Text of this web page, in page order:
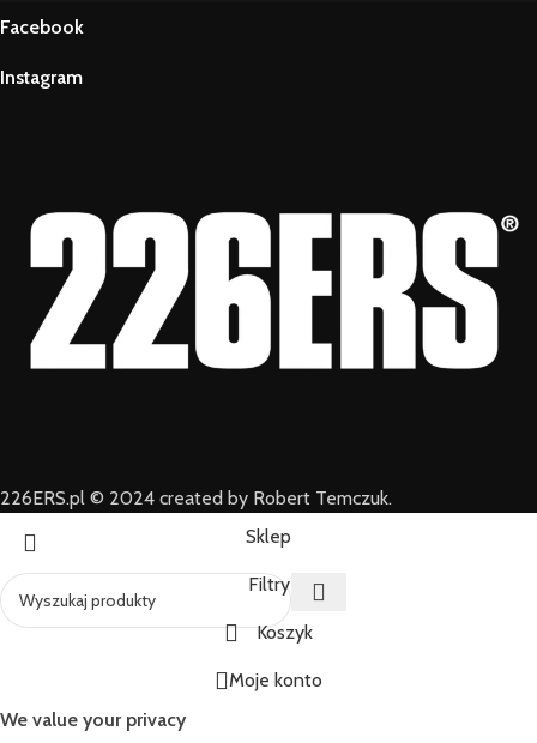
Facebook
Instagram
226ERS.pl © 2024 created by Robert Temczuk.
Sklep
Filtry
Koszyk
Moje konto
We value your privacy